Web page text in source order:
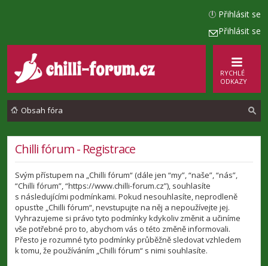
Přihlásit se
Přihlásit se
RYCHLÉ
ODKAZY
Obsah fóra
Chilli fórum - Registrace
Svým přístupem na „Chilli fórum“ (dále jen “my”, “naše”, “nás”,
“Chilli fórum”, “https://www.chilli-forum.cz”), souhlasíte
s následujícími podmínkami. Pokud nesouhlasíte, neprodleně
opusťte „Chilli fórum“, nevstupujte na něj a nepoužívejte jej.
Vyhrazujeme si právo tyto podmínky kdykoliv změnit a učiníme
vše potřebné pro to, abychom vás o této změně informovali.
Přesto je rozumné tyto podmínky průběžně sledovat vzhledem
k tomu, že používáním „Chilli fórum“ s nimi souhlasíte.